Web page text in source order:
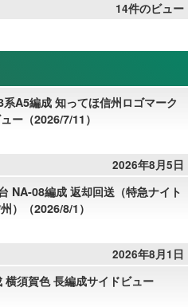
14件のビュー
A5編成 知ってほ信州ロゴマーク
ー（2026/7/11）
2026年8月5日
NA-08編成 返却回送（特急ナイト
）（2026/8/1）
2026年8月1日
横須賀色 長編成サイドビュー